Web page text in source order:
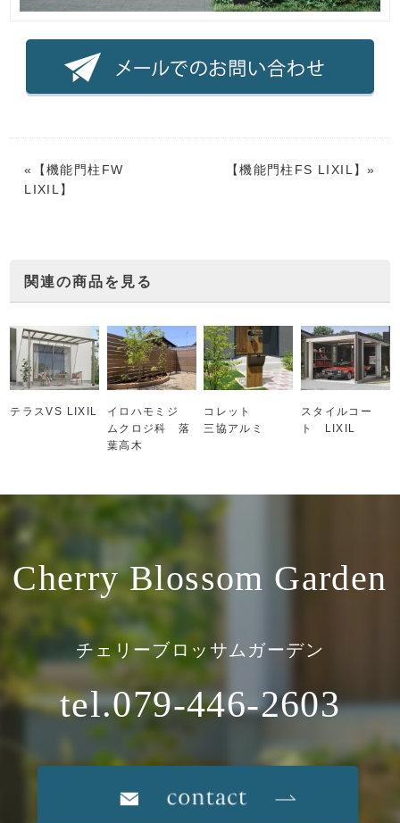
«【機能門柱FW
LIXIL】
【機能門柱FS LIXIL】»
関連の商品を見る
テラスVS LIXIL
イロハモミジ
ムクロジ科 落
葉高木
コレット
三協アルミ
スタイルコー
ト LIXIL
Cherry Blossom Garden
チェリーブロッサムガーデン
tel.079-446-2603